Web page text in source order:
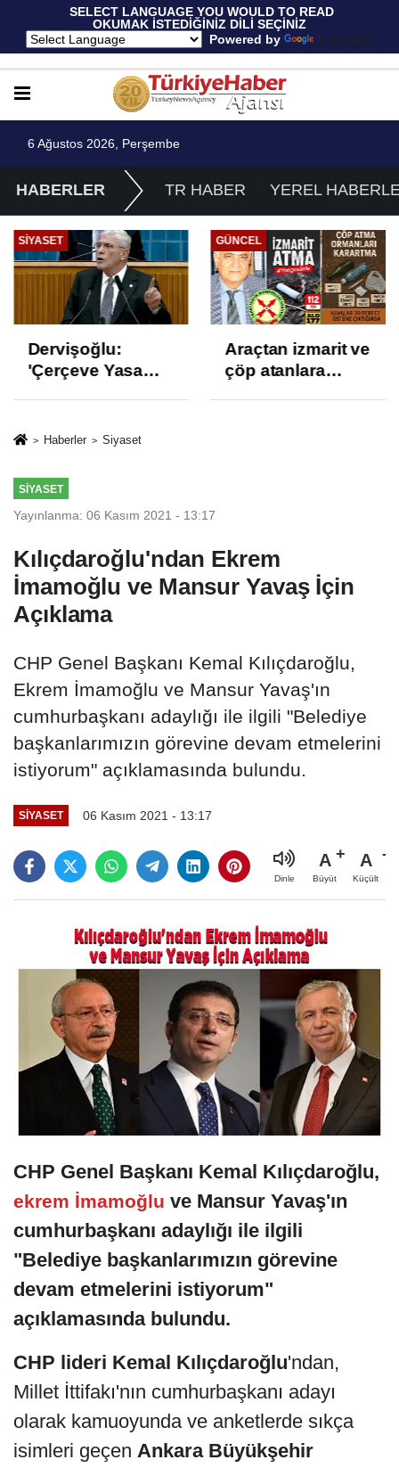
SELECT LANGUAGE YOU WOULD TO READ
OKUMAK İSTEDİĞİNİZ DİLİ SEÇİNİZ
Powered by
Translate
6 Ağustos 2026, Perşembe
HABERLER TR HABER YEREL
SIYASET
Dervişoğlu:
'Çerçeve Yasa
ve İhanet
GÜNCEL
Araçtan izmarit ve
çöp atanlara
Haberler Siyaset
SIYASET
Yayınlanma: 06 Kasım 2021 - 13:17
Kılıçdaroğlu'ndan Ekrem
İmamoğlu ve Mansur Yavaş İçin
Açıklama
CHP Genel Başkanı Kemal Kılıçdaroğlu,
Ekrem İmamoğlu ve Mansur Yavaş'ın
cumhurbaşkanı adaylığı ile ilgili "Belediye
başkanlarımızın görevine devam etmelerini
istiyorum" açıklamasında bulundu.
SIYASET 06 Kasım 2021 - 13:17
Dinle
A
Büyüt
A
Küçült
CHP Genel Başkanı Kemal Kılıçdaroğlu,
ekrem İmamoğlu ve Mansur Yavaş'ın
cumhurbaşkanı adaylığı ile ilgili
"Belediye başkanlarımızın görevine
devam etmelerini istiyorum"
açıklamasında bulundu.
CHP lideri Kemal Kılıçdaroğlu'ndan,
Millet İttifakı'nın cumhurbaşkanı adayı
olarak kamuoyunda ve anketlerde sıkça
isimleri geçen Ankara Büyükşehir